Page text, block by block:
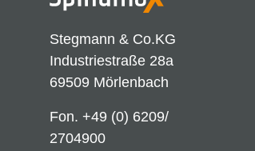
Stegmann & Co.KG
Industriestraße 28a
69509 Mörlenbach
Fon. +49 (0) 6209/
2704900